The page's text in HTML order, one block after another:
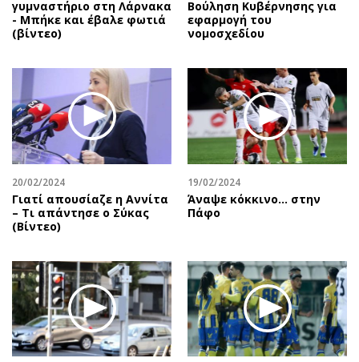
γυμναστήριο στη Λάρνακα
- Μπήκε και έβαλε φωτιά
(βίντεο)
Βούληση Κυβέρνησης για
εφαρμογή του
νομοσχεδίου
20/02/2024
Γιατί απουσίαζε η Αννίτα
– Τι απάντησε ο Σύκας
(Βίντεο)
19/02/2024
Άναψε κόκκινο… στην
Πάφο